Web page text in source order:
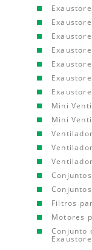
Mini
Mini
Filtros
Motores
Conjunto